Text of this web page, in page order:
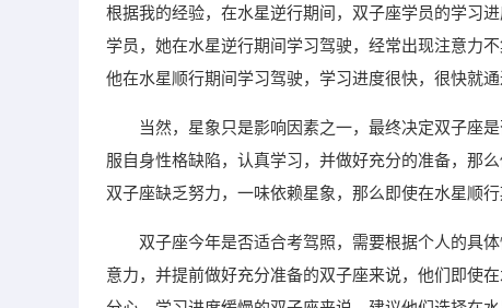
根据我的经验，在水星逆行期间，双子座学员的学习
学员，她在水星逆行期间学习驾驶，经常出现注意力
他在水星顺行期间学习驾驶，学习进度很快，很快就通
当然，星象只是影响因素之一，最终决定双子座
服自身性格缺陷，认真学习，并做好充分的准备，那
双子座缺乏努力，一味依赖星象，那么即使在水星顺
双子座今年是否适合考驾照，需要根据个人的具
意力，并提前做好充分准备的双子座来说，他们即使